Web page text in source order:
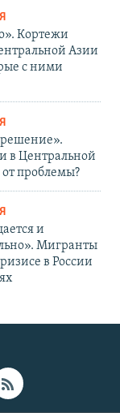
Кортежи
Азии
с ними
решение».
в Центральной
проблемы?
и
Мигранты
в России